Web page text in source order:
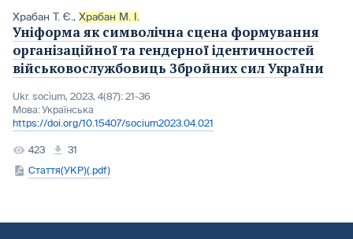
Храбан Т. Є. , Храбан М. І.
Уніформа як символічна сцена формування
організаційної та гендерної ідентичностей
військовослужбовиць Збройних сил України
Ukr. socìum, 2023, 4(87): 21-36
Мова:Українська
https://doi.org/10.15407/socium2023.04.021
423
31
Стаття(УКР)(.pdf)